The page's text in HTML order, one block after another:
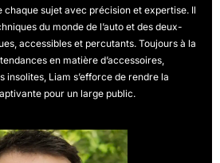
sujet avec précision et expertise. Il
du monde de l’auto et des deux-
accessibles et percutants. Toujours à la
en matière d’accessoires,
insolites, Liam s’efforce de rendre la
pour un large public.